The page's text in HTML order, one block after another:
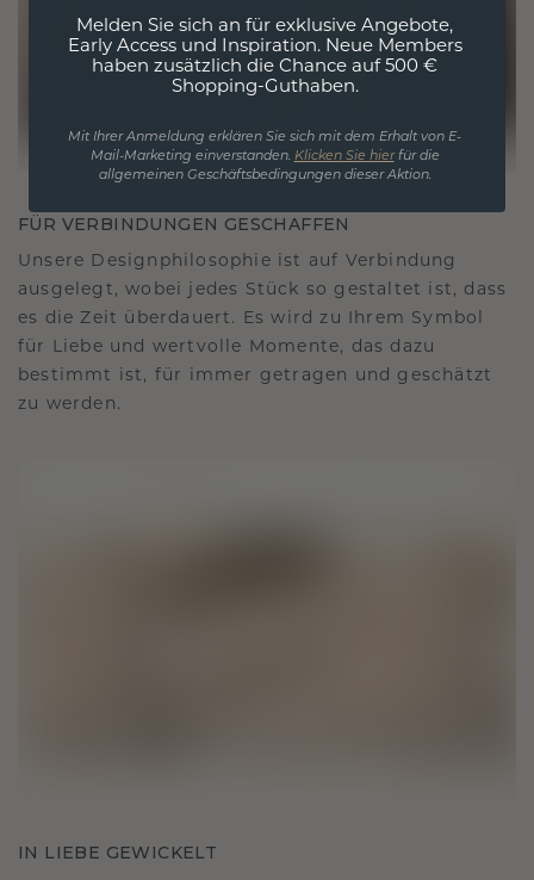
FÜR VERBINDUNGEN GESCHAFFEN
Unsere Designphilosophie ist auf Verbindung
ausgelegt, wobei jedes Stück so gestaltet ist, dass
es die Zeit überdauert. Es wird zu Ihrem Symbol
für Liebe und wertvolle Momente, das dazu
bestimmt ist, für immer getragen und geschätzt
zu werden.
IN LIEBE GEWICKELT
Melden Sie sich an für exklusive Angebote,
Early Access und Inspiration. Neue Members
haben zusätzlich die Chance auf 500 €
Shopping-Guthaben.
Mit Ihrer Anmeldung erklären Sie sich mit dem Erhalt von E-
Mail-Marketing einverstanden. Klicken Sie hierfür die
allgemeinen Geschäftsbedingungen dieser Aktion.